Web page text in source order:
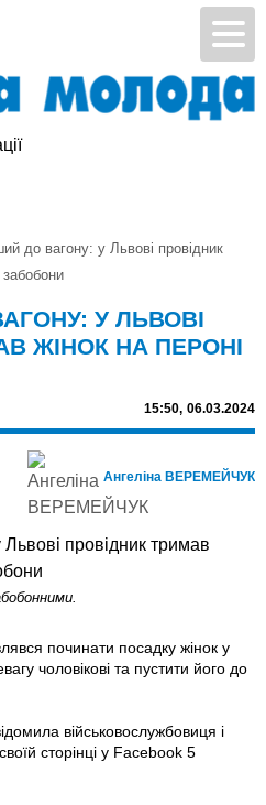
до вагону: у Львові провідник
У ЛЬВОВІ
ЖІНОК НА ПЕРОНІ
15:50, 06.03.2024
Ангеліна ВЕРЕМЕЙЧУК
починати посадку жінок у
чоловікові та пустити його до
військовослужбовиця і
сторінці у Facebook 5